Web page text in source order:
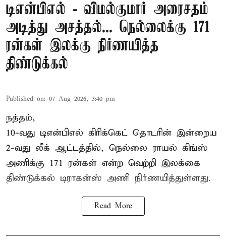
டிஎன்பிஎல் - விமல்குமார் அரைசதம்
அடித்து அசத்தல்... நெல்லைக்கு 171
ரன்கள் இலக்கு நிர்ணயித்த
திண்டுக்கல்
Published on: 07 Aug 2026, 3:40 pm
நத்தம்,
10-வது டிஎன்பிஎல் கிரிக்கெட் தொடரின் இன்றைய
2-வது லீக் ஆட்டத்தில், நெல்லை ராயல் கிங்ஸ்
அணிக்கு 171 ரன்கள் என்ற வெற்றி இலக்கை
திண்டுக்கல் டிராகன்ஸ் அணி நிர்ணயித்துள்ளது.
Read More